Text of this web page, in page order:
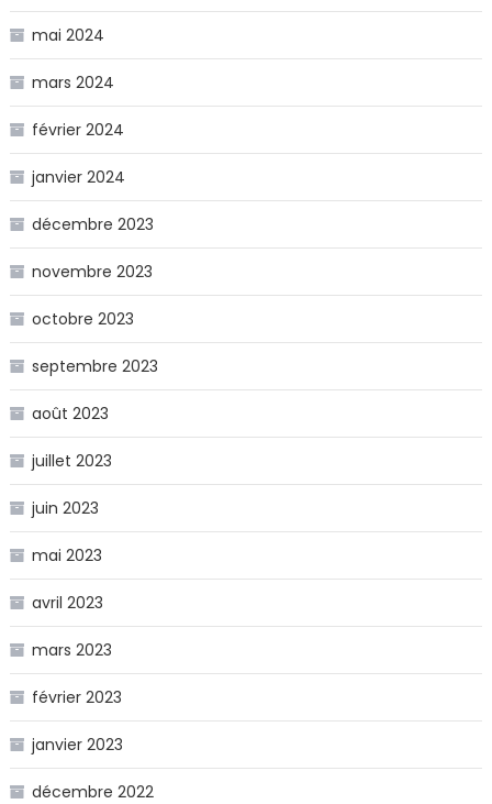
mai 2024
mars 2024
février 2024
janvier 2024
décembre 2023
novembre 2023
octobre 2023
septembre 2023
août 2023
juillet 2023
juin 2023
mai 2023
avril 2023
mars 2023
février 2023
janvier 2023
décembre 2022